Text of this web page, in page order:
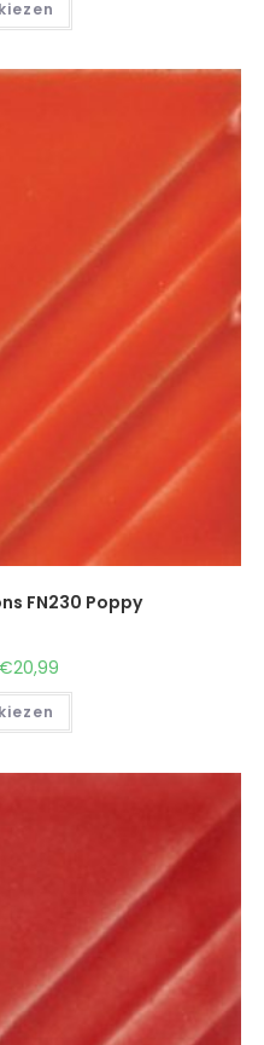
FN230 Poppy
20,99